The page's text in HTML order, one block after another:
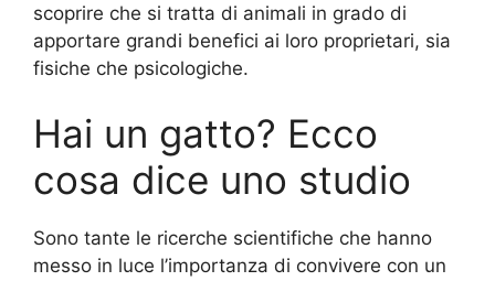
scoprire che si tratta di animali in grado di
apportare grandi benefici ai loro proprietari, sia
fisiche che psicologiche.
Hai un gatto? Ecco
cosa dice uno studio
Sono tante le ricerche scientifiche che hanno
messo in luce l’importanza di convivere con un